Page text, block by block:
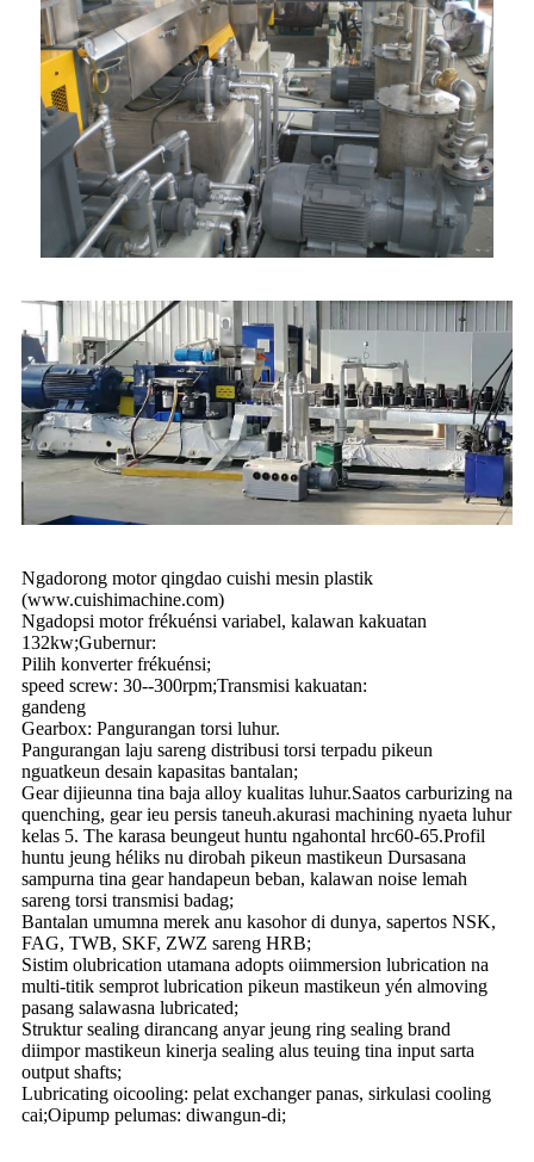
Ngadorong motor qingdao cuishi mesin plastik
(www.cuishimachine.com)
Ngadopsi motor frékuénsi variabel, kalawan kakuatan
132kw;Gubernur:
Pilih konverter frékuénsi;
speed screw: 30--300rpm;Transmisi kakuatan:
gandeng
Gearbox: Pangurangan torsi luhur.
Pangurangan laju sareng distribusi torsi terpadu pikeun
nguatkeun desain kapasitas bantalan;
Gear dijieunna tina baja alloy kualitas luhur.Saatos carburizing na
quenching, gear ieu persis taneuh.akurasi machining nyaeta luhur
kelas 5. The karasa beungeut huntu ngahontal hrc60-65.Profil
huntu jeung héliks nu dirobah pikeun mastikeun Dursasana
sampurna tina gear handapeun beban, kalawan noise lemah
sareng torsi transmisi badag;
Bantalan umumna merek anu kasohor di dunya, sapertos NSK,
FAG, TWB, SKF, ZWZ sareng HRB;
Sistim olubrication utamana adopts oiimmersion lubrication na
multi-titik semprot lubrication pikeun mastikeun yén almoving
pasang salawasna lubricated;
Struktur sealing dirancang anyar jeung ring sealing brand
diimpor mastikeun kinerja sealing alus teuing tina input sarta
output shafts;
Lubricating oicooling: pelat exchanger panas, sirkulasi cooling
cai;Oipump pelumas: diwangun-di;